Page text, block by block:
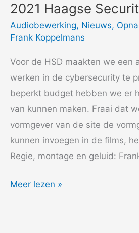
2021 Haagse
Audiobewerking, Nieuws,
Frank Koppelmans
Voor de HSD maakten we een
werken in de cybersecurity te
beperkt budget hebben we er
van kunnen maken. Fraai dat
vormgever van de site de
kunnen invoegen in de films,
Regie, montage en geluid:
2021
Security
Meer lezen »